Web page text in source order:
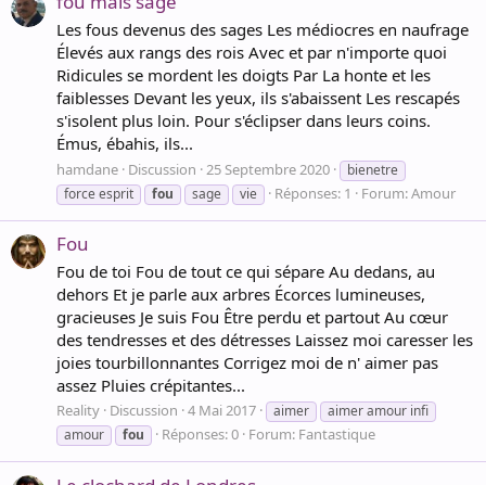
Les fous devenus des sages Les médiocres en naufrage
Élevés aux rangs des rois Avec et par n'importe quoi
Ridicules se mordent les doigts Par La honte et les
faiblesses Devant les yeux, ils s'abaissent Les rescapés
s'isolent plus loin. Pour s'éclipser dans leurs coins.
Émus, ébahis, ils...
hamdane Discussion 25 Septembre 2020
bienetre
force esprit
fou sage vie Réponses: 1 Forum:Amour
Fou
Fou de toi Fou de tout ce qui sépare Au dedans, au
dehors Et je parle aux arbres Écorces lumineuses,
gracieuses Je suis Fou Être perdu et partout Au cœur
des tendresses et des détresses Laissez moi caresser les
joies tourbillonnantes Corrigez moi de n' aimer pas
assez Pluies crépitantes...
Reality Discussion 4 Mai 2017 aimer
aimer amour infi
amour
fou Réponses: 0 Forum: Fantastique